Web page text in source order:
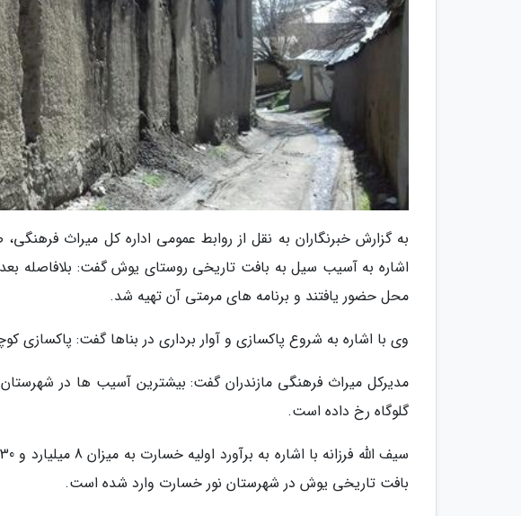
به گزارش خبرنگاران به نقل از روابط عمومی اداره کل میراث
اشاره به آسیب سیل به بافت تاریخی روستای یوش گفت: بلافاصله
محل حضور یافتند و برنامه های مرمتی آن تهیه شد.
وی با اشاره به شروع پاکسازی و آوار برداری در بناها گفت:
مدیرکل میراث فرهنگی مازندران گفت: بیشترین آسیب ها در شهرستان
گلوگاه رخ داده است.
بافت تاریخی یوش در شهرستان نور خسارت وارد شده است.